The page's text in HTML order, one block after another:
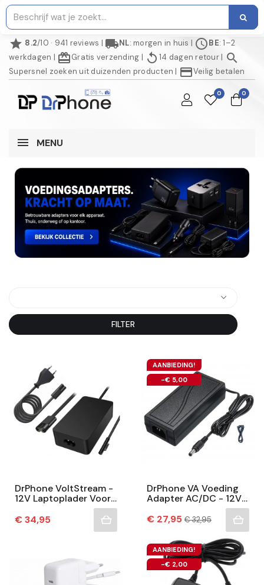
star 8.2/10 · 941 reviews | local_shippingNL: morgen in huis | scheduleBE: 1–2
werkdagen | redeemGratis verzending | replay 14 dagen retour| search
Supersnel zoeken uit duizenden producten | credit_cardVeilig betalen
0 0
MENU
FILTER
DrPhone VoltStream -
12V Laptoplader Voor
Surface Pro 3 & 4 –
31W Laptoplader -
Zwart
Prijs
€ 34,95
AANBIEDING!
-€ 5,00
DrPhone VA Voeding
Adapter AC/DC - 12V
6A - Universele Lader
– 50/60hz 1.6A – Plug
Prijs
€ 27,95Normale
prijs
€ 32,95
AANBIEDING!
-€ 2,00